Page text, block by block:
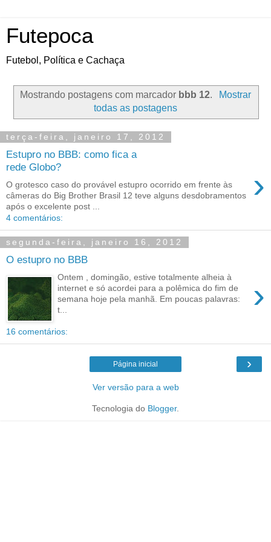
Futepoca
Futebol, Política e Cachaça
Mostrando postagens com marcador bbb 12.
Mostrar
todas as postagens
terça-feira, janeiro 17, 2012
Estupro no BBB: como fica a
rede Globo?
›
O grotesco caso do provável estupro ocorrido em frente às
câmeras do Big Brother Brasil 12 teve alguns desdobramentos
após o excelente post ...
4 comentários:
segunda-feira, janeiro 16, 2012
O estupro no BBB
›
Ontem , domingão, estive totalmente alheia à
internet e só acordei para a polêmica do fim de
semana hoje pela manhã. Em poucas palavras:
t...
16 comentários:
›
Página inicial
Ver versão para a web
Tecnologia do Blogger.